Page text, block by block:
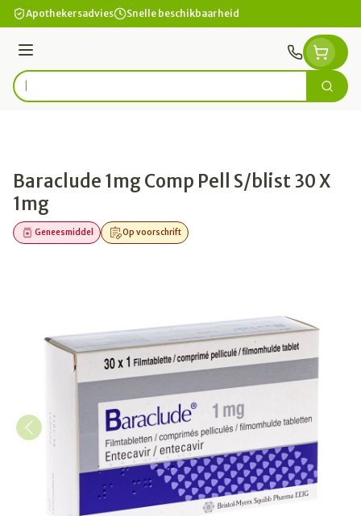
Ga naar de inhoud
Apothekersadvies Snelle beschikbaarheid
Menu
Product, merk, categorie... Zoek
Baraclude 1mg Comp Pell S/blist 30 X
1mg
Op voorschrift
Geneesmiddel